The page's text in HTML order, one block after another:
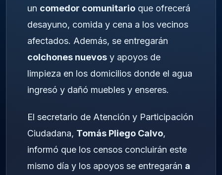
un comedor comunitario que ofrecerá
desayuno, comida y cena a los vecinos
afectados. Además, se entregarán
colchones nuevos y apoyos de
limpieza en los domicilios donde el agua
ingresó y dañó muebles y enseres.
El secretario de Atención y Participación
Ciudadana, Tomás Pliego Calvo,
informó que los censos concluirán este
mismo día y los apoyos se entregarán a